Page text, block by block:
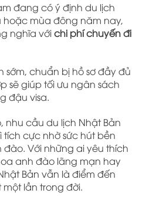
đang có ý định du lịch
hoặc mùa đông năm nay,
nghĩa vớichi phí chuyến đi
sớm, chuẩn bị hồ sơ đầy đủ
sẽ giúp tối ưu ngân sách
đậu visa.
nhu cầu du lịch Nhật Bản
cực nhờ sức hút bền
Với những ai yêu thích
anh đào lãng mạn hay
Bản vẫn là điểm đến
lần trong đời.